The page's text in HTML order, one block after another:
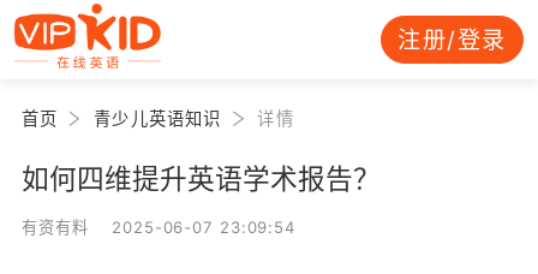
注册/登录
首页 青少儿英语知识 详情
如何四维提升英语学术报告？
有资有料 2025-06-07 23:09:54